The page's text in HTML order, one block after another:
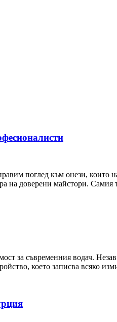
поглед към онези, които
на доверени майстори. Самия
за съвременния водач.
което записва всяко